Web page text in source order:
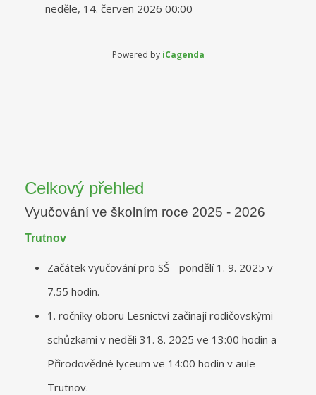
Celkový přehled
Vyučování ve školním roce 2025 - 2026
Trutnov
Začátek vyučování pro SŠ - pondělí 1. 9. 2025 v
7.55 hodin.
1. ročníky oboru Lesnictví začínají rodičovskými
schůzkami v neděli 31. 8. 2025 ve 13:00 hodin a
Přírodovědné lyceum ve 14:00 hodin v aule
Trutnov.
neděle, 14. červen 2026 00:00
Powered by iCagenda